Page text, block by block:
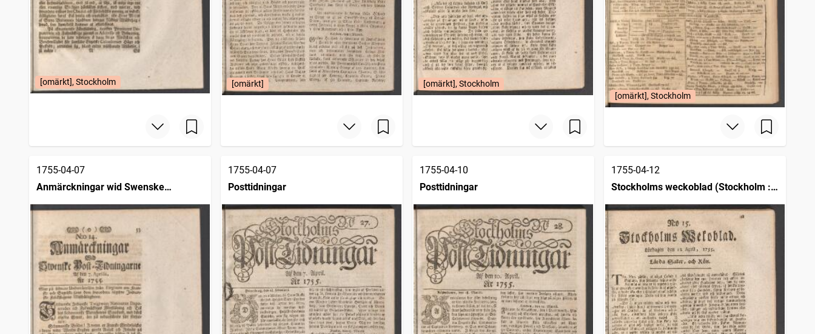
[omärkt], Stockholm [omärkt] [omärkt], Stockholm
[omärkt], Stockholm
1755-04-07
Anmärckningar wid Swenske
posttidningarne
1755-04-07
Posttidningar
1755-04-10
Posttidningar
1755-04-12
Stockholms weckoblad (Stockholm :
1745)